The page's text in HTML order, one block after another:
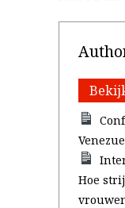
Hoe